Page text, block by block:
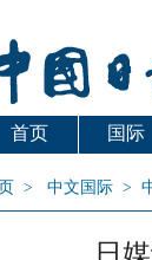
首页 国际
> 中文国际 >